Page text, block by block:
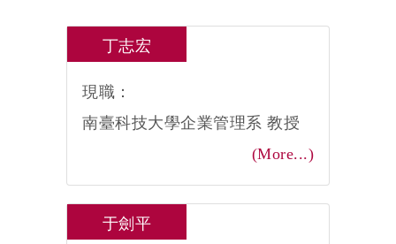
丁志宏
現職：
南臺科技大學企業管理系 教授
(More...)
于劍平